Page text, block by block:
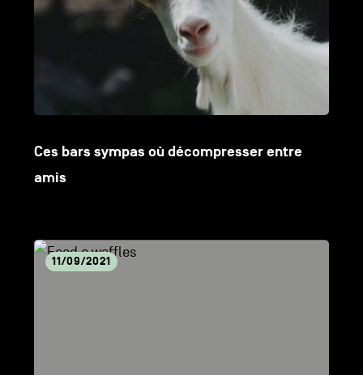
Ces bars sympas où décompresser entre
amis
11/09/2021
Lire